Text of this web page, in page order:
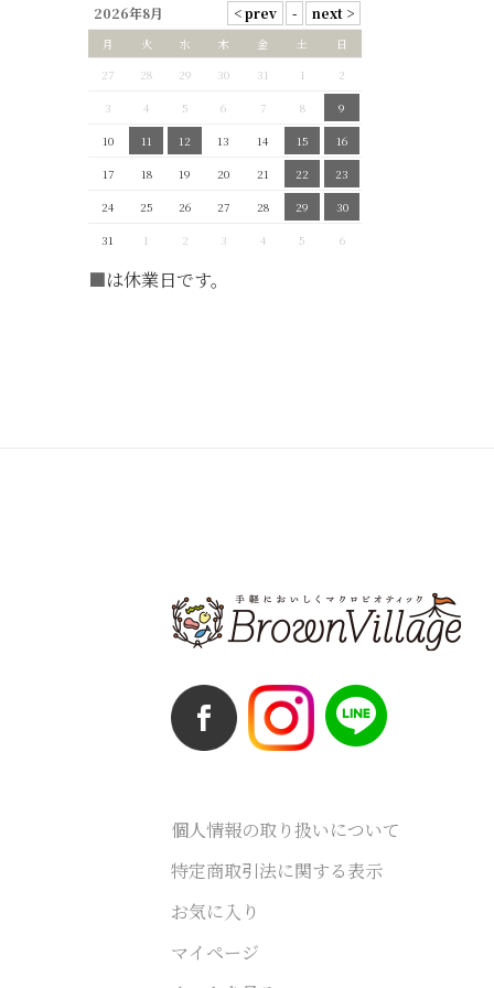
2026年8月
月 火 水 木 金 土
日
27
28 29 30 31 1
2
3
4 5 6 7 8
9
10
11 12 13 14 15
16
17
18 19 20 21 22
23
24
25 26 27 28 29
30
31
1 2 3 4 5 6
■は休業日です。
個人情報の取り扱いについて
特定商取引法に関する表示
お気に入り
マイページ